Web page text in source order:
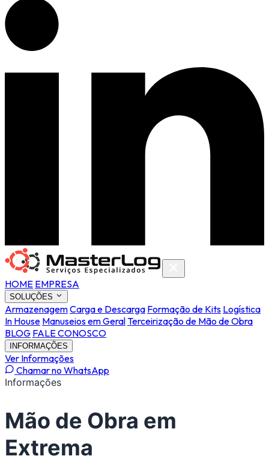
HOME EMPRESA
SOLUÇÕES
ArmazenagemCarga e Descarga Formação de Kits Logística
In House Manuseios em GeralTerceirização de Mão de Obra
BLOG FALE CONOSCO
INFORMAÇÕES
Ver Informações
Chamar no WhatsApp
Informações
Mão de Obra em
Extrema